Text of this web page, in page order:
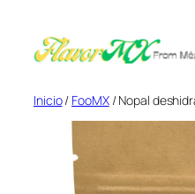
contenido
Inicio/ FooMX/ Nopal